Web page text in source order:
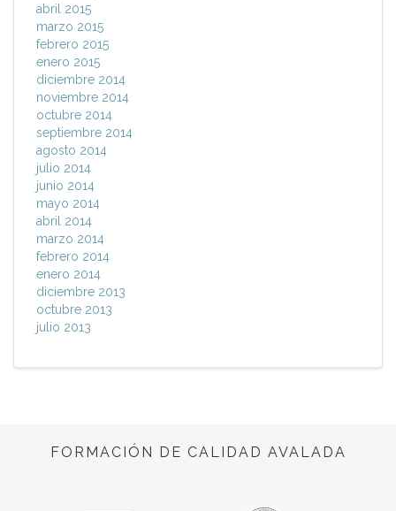
abril 2015
marzo 2015
febrero 2015
enero 2015
diciembre 2014
noviembre 2014
octubre 2014
septiembre 2014
agosto 2014
julio 2014
junio 2014
mayo 2014
abril 2014
marzo 2014
febrero 2014
enero 2014
diciembre 2013
octubre 2013
julio 2013
FORMACIÓN DE CALIDAD AVALADA